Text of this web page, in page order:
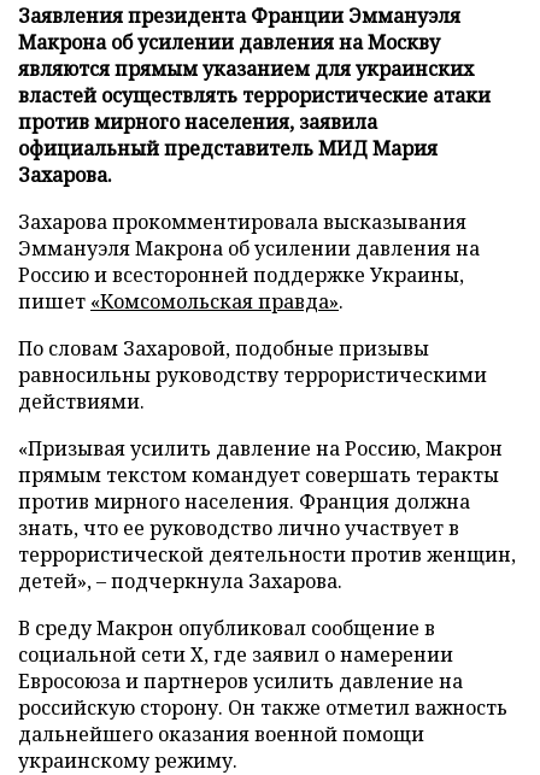
Заявления президента Франции Эммануэля
Макрона об усилении давления на Москву
являются прямым указанием для украинских
властей осуществлять террористические атаки
против мирного населения, заявила
официальный представитель МИД Мария
Захарова.
Захарова прокомментировала высказывания
Эммануэля Макрона об усилении давления на
Россию и всесторонней поддержке Украины,
пишет «Комсомольская правда».
По словам Захаровой, подобные призывы
равносильны руководству террористическими
действиями.
«Призывая усилить давление на Россию, Макрон
прямым текстом командует совершать теракты
против мирного населения. Франция должна
знать, что ее руководство лично участвует в
террористической деятельности против женщин,
детей», – подчеркнула Захарова.
В среду Макрон опубликовал сообщение в
социальной сети X, где заявил о намерении
Евросоюза и партнеров усилить давление на
российскую сторону. Он также отметил важность
дальнейшего оказания военной помощи
украинскому режиму.